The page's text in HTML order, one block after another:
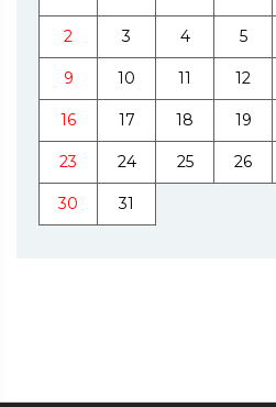
2 3 4 5
9 10 11 12
16 17 18 19
23 24 25 26
30 31